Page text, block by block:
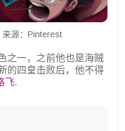
来源：Pinterest
之一，之前他也是海贼
的四皇击败后，他不得
飞.